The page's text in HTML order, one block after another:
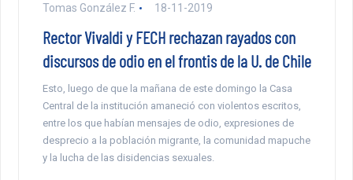
Tomas González F. 18-11-2019
Rector Vivaldi y FECH rechazan rayados con
discursos de odio en el frontis de la U. de Chile
Esto, luego de que la mañana de este domingo la Casa
Central de la institución amaneció con violentos escritos,
entre los que habían mensajes de odio, expresiones de
desprecio a la población migrante, la comunidad mapuche
y la lucha de las disidencias sexuales.